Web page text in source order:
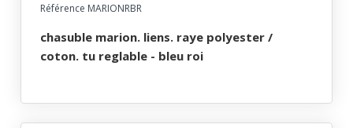
Référence MARIONRBR
chasuble marion. liens. raye polyester /
coton. tu reglable - bleu roi